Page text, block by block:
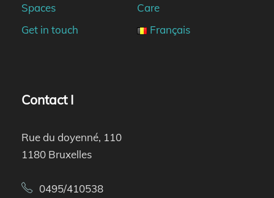
Spaces
Care
Get in touch
Français
Contact I
Rue du doyenné, 110
1180 Bruxelles
0495/410538